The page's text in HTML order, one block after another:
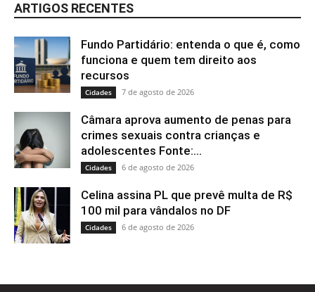
ARTIGOS RECENTES
Fundo Partidário: entenda o que é, como
funciona e quem tem direito aos
recursos
Cidades 7 de agosto de 2026
Câmara aprova aumento de penas para
crimes sexuais contra crianças e
adolescentes Fonte:...
Cidades 6 de agosto de 2026
Celina assina PL que prevê multa de R$
100 mil para vândalos no DF
Cidades 6 de agosto de 2026